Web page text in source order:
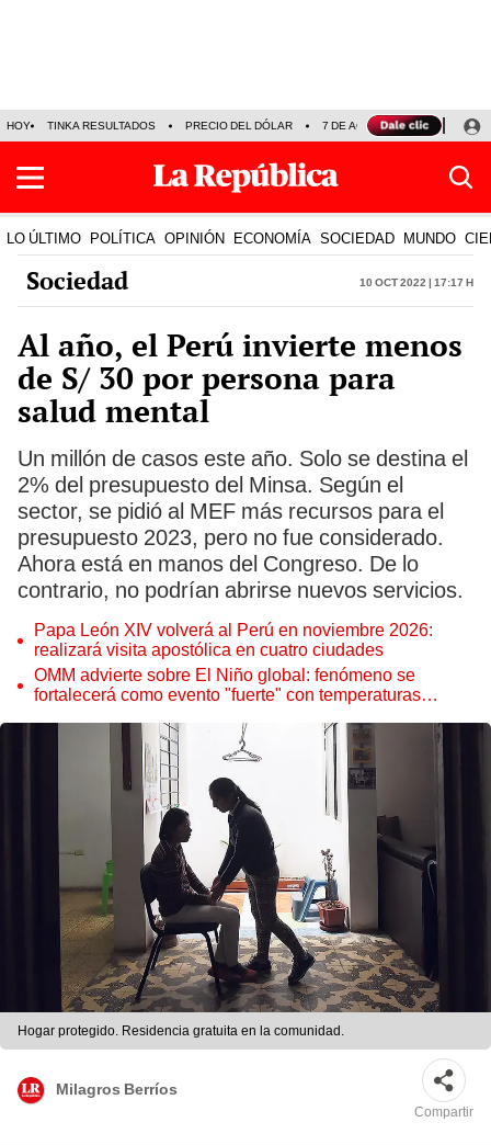
HOY TINKA RESULTADOS PRECIO DEL DÓLAR 7 DE AGOSTO OLLANTA
LO ÚLTIMO POLÍTICA OPINIÓN ECONOMÍA SOCIEDAD MUNDO
Sociedad 10 Oct 2022 | 17:17 h
Al año, el Perú invierte menos
de S/ 30 por persona para
salud mental
Un millón de casos este año. Solo se destina el
2% del presupuesto del Minsa. Según el
sector, se pidió al MEF más recursos para el
presupuesto 2023, pero no fue considerado.
Ahora está en manos del Congreso. De lo
contrario, no podrían abrirse nuevos servicios.
Papa León XIV volverá al Perú en noviembre 2026:
realizará visita apostólica en cuatro ciudades
OMM advierte sobre El Niño global: fenómeno se
fortalecerá como evento "fuerte" con temperaturas
Hogar protegido. Residencia gratuita en la comunidad.
Milagros Berríos
Compartir